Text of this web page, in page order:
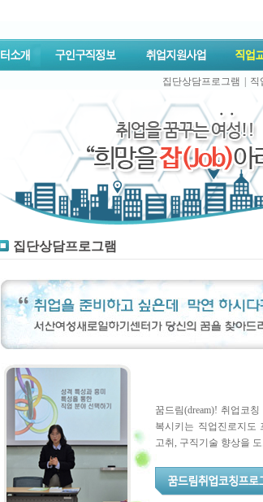
집단상담프로그램 직
집단상담프로그램
꿈드림(dream)! 취업코
복시키는 직업진로지도
고취, 구직기술 향상을